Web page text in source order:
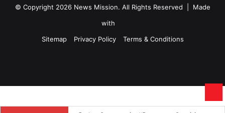
© Copyright 2026 News Mission. All Rights Reserved | Made
with
Sitemap
Privacy Policy Terms & Conditions